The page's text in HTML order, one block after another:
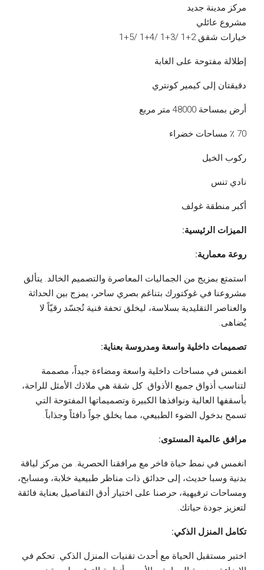
مركز مدينة جديد
مشروع عائلي
خيارات شقق 2+1 /3+1 /4+1 /5+1
إطلالة مفتوحة على الغابة
دقيقتان إلى كيمير كونتري
أرض بمساحة 48000 متر مربع
70 ٪ مساحات خضراء
ركوب الخيل
نادي تنس
أكبر منطقة غولف
الميزات الرئيسية:
روعة ​​معمارية:
استمتع بمزيج من الجماليات المعاصرة والتصميم الخالد. يتألق
مشروعنا في غوكتورك بتناغم بصري ساحر، يمزج بين الحداثة
والعناصر التقليدية بسلاسة، ليخلق تحفة فنية تُجسّد رقيّاً لا
يُضاهى.
تصميمات داخلية واسعة ومدروسة بعناية:
انغمس في مساحات داخلية واسعة ومضاءة جيداً، مصممة
لتناسب أذواق جميع الأذواق. كل شقة هي ملاذك الأمثل للراحة،
بأسقفها العالية ونوافذها الكبيرة وتصميماتها المفتوحة التي
تسمح بدخول الضوء الطبيعي، مما يخلق جواً دافئاً وجذاباً.
مرافق عالمية المستوى:
انغمس في نمط حياة فاخر مع مرافقنا الحصرية. من مركز لياقة
بدنية وسبا حديث، إلى حدائق ذات مناظر طبيعية خلابة، ومسابح،
ومساحات ترفيهية، حرصنا على اختيار أدق التفاصيل بعناية فائقة
لتعزيز جودة حياتك.
تكامل المنزل الذكي:
اختبر مستقبل الحياة مع أحدث تقنيات المنزل الذكي. تحكم في